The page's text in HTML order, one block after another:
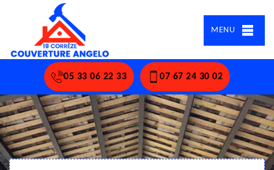
MENU
05 33 06 22 33 07 67 24 30 02